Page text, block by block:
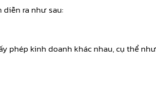
ra như sau:
phép kinh doanh khác nhau, cụ thể